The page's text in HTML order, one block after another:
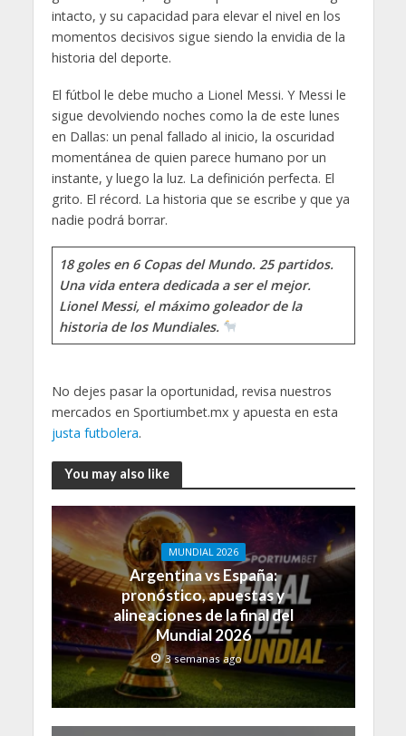
intacto, y su capacidad para elevar el nivel en los
momentos decisivos sigue siendo la envidia de la
historia del deporte.
El fútbol le debe mucho a Lionel Messi. Y Messi le
sigue devolviendo noches como la de este lunes
en Dallas: un penal fallado al inicio, la oscuridad
momentánea de quien parece humano por un
instante, y luego la luz. La definición perfecta. El
grito. El récord. La historia que se escribe y que ya
nadie podrá borrar.
18 goles en 6 Copas del Mundo. 25 partidos.
Una vida entera dedicada a ser el mejor.
Lionel Messi, el máximo goleador de la
historia de los Mundiales.
No dejes pasar la oportunidad, revisa nuestros
mercados en Sportiumbet.mx y apuesta en esta
justa futbolera.
You may also like
MUNDIAL 2026
Argentina vs España:
pronóstico, apuestas y
alineaciones de la final del
Mundial 2026
3 semanas ago